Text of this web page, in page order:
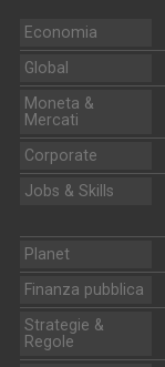
Economia
Global
Moneta &
Mercati
Corporate
Jobs & Skills
Planet
Finanza pubblica
Strategie &
Regole